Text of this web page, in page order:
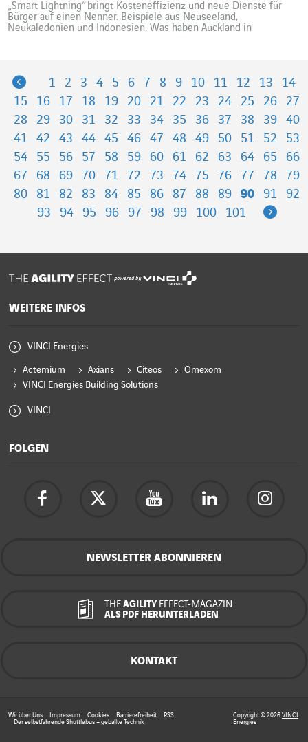
„Smart Lightning“ bringt Kosteneffizienz und neue Dienste für
Bürger auf einen Nenner. Beispiele aus Neuseeland,
Neukaledonien und Indonesien. Was haben Auckland in
Previous
1 2 3 4 5 6 7 8 9 10 11 12 13
14
15
16 17 18 19 20 21 22 23 24 25 26
27
28
29 30 31 32 33 34 35 36 37 38 39
40
41
42 43 44 45 46 47 48 49 50 51 52
53
54
55 56 57 58 59 60 61 62 63 64 65
66
67
68 69 70 71 72 73 74 75 76 77 78
79
80
81 82 83 84 85 86 87 88 89 90 91
92
93
94 95 96 97 98 99 100 101 Next
powered by
WEITERE INFOS
VINCI Energies
Actemium Axians Citeos
Omexom
VINCI Energies Building Solutions
VINCI
FOLGEN
NEWSLETTER ABONNIEREN
THE AGILITY EFFECT-MAGAZIN
ALS PDF HERUNTERLADEN
KONTAKT
Wir über Uns Impressum Cookies Barrierefreiheit
RSS
Der selbstfahrende Shuttlebus – geballte Technik
Copyright © 2026 VINCI
Energies